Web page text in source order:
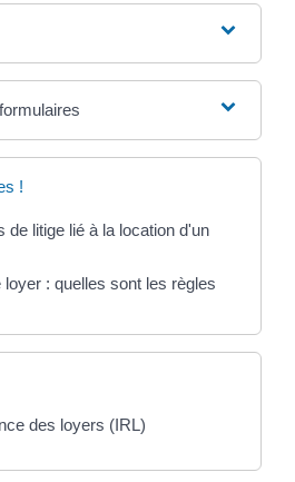
!
de litige lié à la location d'un
: quelles sont les règles
des loyers (IRL)